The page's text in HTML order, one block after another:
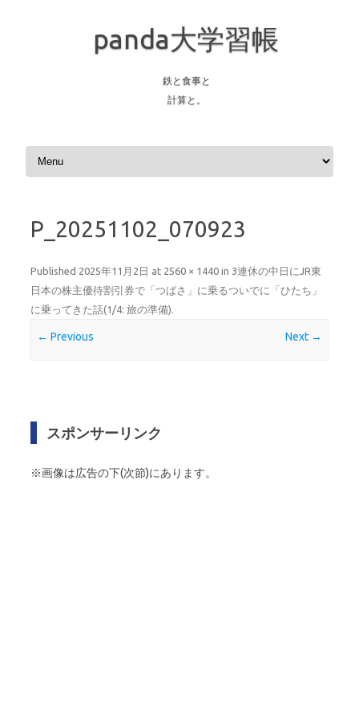
panda大学習帳
鉄と食事と
計算と。
Skip to content
P_20251102_070923
Published 2025年11月2日 at 2560 × 1440 in 3連休の中日にJR東
日本の株主優待割引券で「つばさ」に乗るついでに「ひたち」
に乗ってきた話(1/4: 旅の準備).
← Previous Next →
スポンサーリンク
※画像は広告の下(次節)にあります。